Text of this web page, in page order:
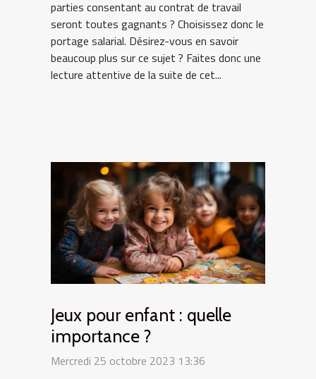
parties consentant au contrat de travail
seront toutes gagnants ? Choisissez donc le
portage salarial. Désirez-vous en savoir
beaucoup plus sur ce sujet ? Faites donc une
lecture attentive de la suite de cet...
Jeux pour enfant : quelle
importance ?
Mercredi 25 octobre 2023 13:36